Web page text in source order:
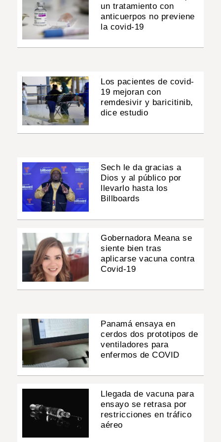
un tratamiento con
anticuerpos no previene
la covid-19
Los pacientes de covid-
19 mejoran con
remdesivir y baricitinib,
dice estudio
Sech le da gracias a
Dios y al público por
llevarlo hasta los
Billboards
Gobernadora Meana se
siente bien tras
aplicarse vacuna contra
Covid-19
Panamá ensaya en
cerdos dos prototipos de
ventiladores para
enfermos de COVID
Llegada de vacuna para
ensayo se retrasa por
restricciones en tráfico
aéreo